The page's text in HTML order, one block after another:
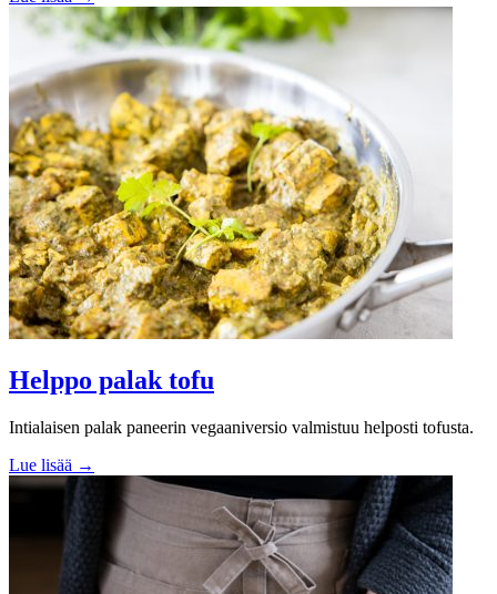
Helppo palak tofu
Intialaisen palak paneerin vegaaniversio valmistuu helposti tofusta.
Lue lisää →